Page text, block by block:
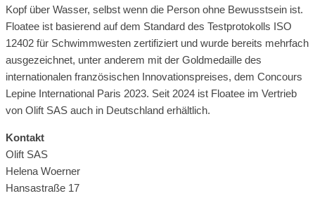
Kopf über Wasser, selbst wenn die Person ohne Bewusstsein ist.
Floatee ist basierend auf dem Standard des Testprotokolls ISO
12402 für Schwimmwesten zertifiziert und wurde bereits mehrfach
ausgezeichnet, unter anderem mit der Goldmedaille des
internationalen französischen Innovationspreises, dem Concours
Lepine International Paris 2023. Seit 2024 ist Floatee im Vertrieb
von Olift SAS auch in Deutschland erhältlich.
Kontakt
Olift SAS
Helena Woerner
Hansastraße 17